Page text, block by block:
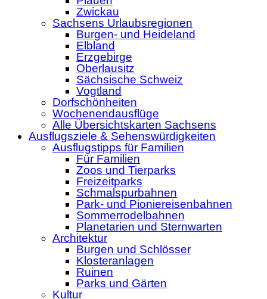
Zwickau
Sachsens Urlaubsregionen
Burgen- und Heideland
Elbland
Erzgebirge
Oberlausitz
Sächsische Schweiz
Vogtland
Dorfschönheiten
Wochenendausflüge
Alle Übersichtskarten Sachsens
Ausflugsziele & Sehenswürdigkeiten
Ausflugstipps für Familien
Für Familien
Zoos und Tierparks
Freizeitparks
Schmalspurbahnen
Park- und Pioniereisenbahnen
Sommerrodelbahnen
Planetarien und Sternwarten
Architektur
Burgen und Schlösser
Klosteranlagen
Ruinen
Parks und Gärten
Kultur